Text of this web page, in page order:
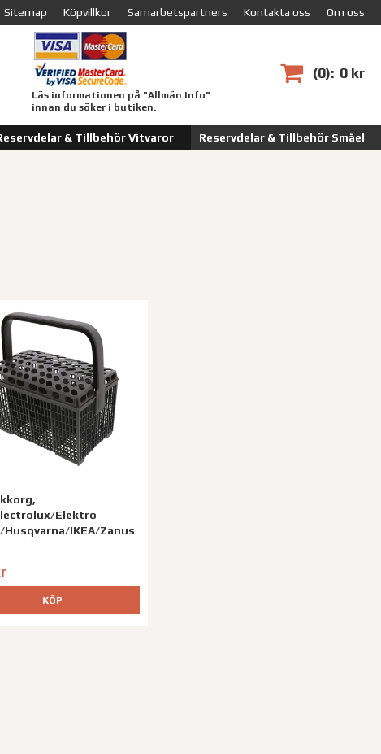
Sitemap Köpvillkor Samarbetspartners Kontakta oss Om oss
0 0 kr
Läs informationen på "Allmän Info"
innan du söker i butiken.
& Tillbehör Vitvaror Reservdelar & Tillbehör Småel
Elektro
Husqvarna/IKEA/Zanus
KÖP